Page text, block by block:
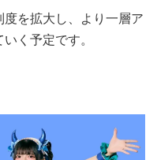
を拡大し、より一層ア
く予定です。